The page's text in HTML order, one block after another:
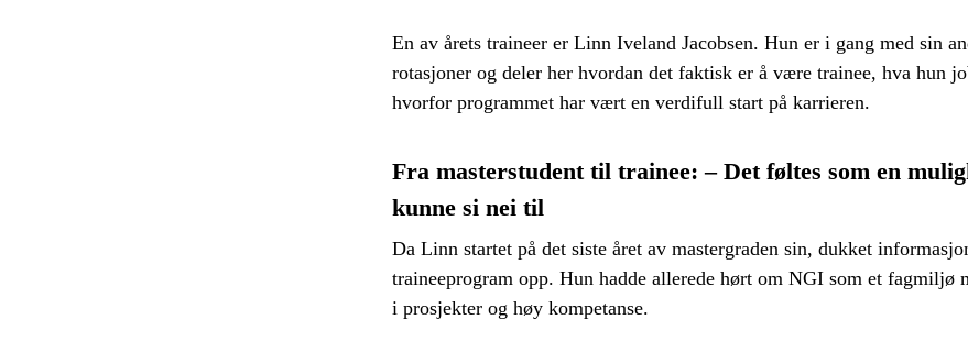
En av årets traineer er Linn Iveland Jacobsen. Hun er i gang med sin
rotasjoner og deler her hvordan det faktisk er å være trainee, hva hun
hvorfor programmet har vært en verdifull start på karrieren.
Fra masterstudent til trainee: – Det føltes som en
kunne si nei til
Da Linn startet på det siste året av mastergraden sin, dukket
traineeprogram opp. Hun hadde allerede hørt om NGI som et fagmiljø
i prosjekter og høy kompetanse.